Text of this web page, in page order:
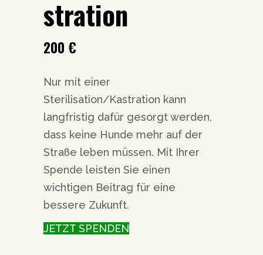
stration
200 €
Nur mit einer
Sterilisation/Kastration kann
langfristig dafür gesorgt werden,
dass keine Hunde mehr auf der
Straße leben müssen. Mit Ihrer
Spende leisten Sie einen
wichtigen Beitrag für eine
bessere Zukunft.
JETZT SPENDEN